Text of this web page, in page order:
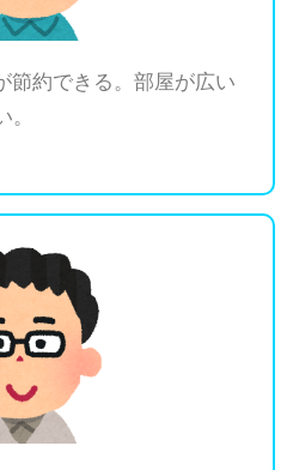
節約できる。部屋が広い